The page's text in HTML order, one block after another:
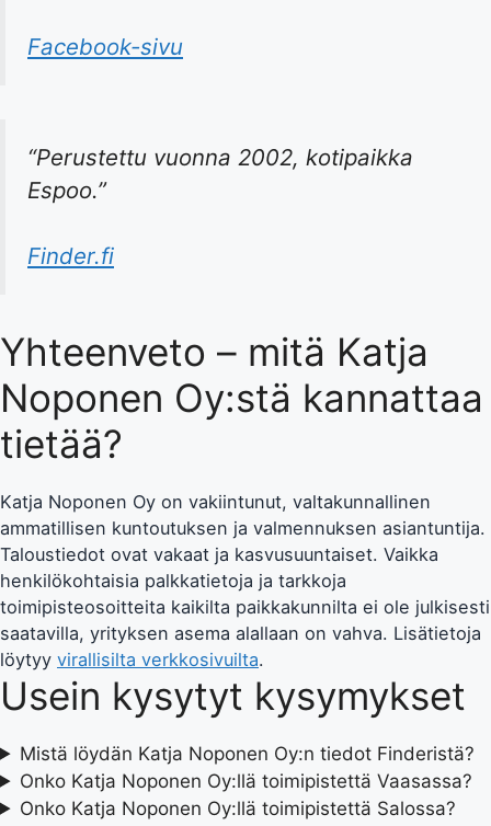
Facebook-sivu
“Perustettu vuonna 2002, kotipaikka
Espoo.”
Finder.fi
Yhteenveto – mitä Katja
Noponen Oy:stä kannattaa
tietää?
Katja Noponen Oy on vakiintunut, valtakunnallinen
ammatillisen kuntoutuksen ja valmennuksen asiantuntija.
Taloustiedot ovat vakaat ja kasvusuuntaiset. Vaikka
henkilökohtaisia palkkatietoja ja tarkkoja
toimipisteosoitteita kaikilta paikkakunnilta ei ole julkisesti
saatavilla, yrityksen asema alallaan on vahva. Lisätietoja
löytyy virallisilta verkkosivuilta.
Usein kysytyt kysymykset
Mistä löydän Katja Noponen Oy:n tiedot Finderistä?
Onko Katja Noponen Oy:llä toimipistettä Vaasassa?
Onko Katja Noponen Oy:llä toimipistettä Salossa?